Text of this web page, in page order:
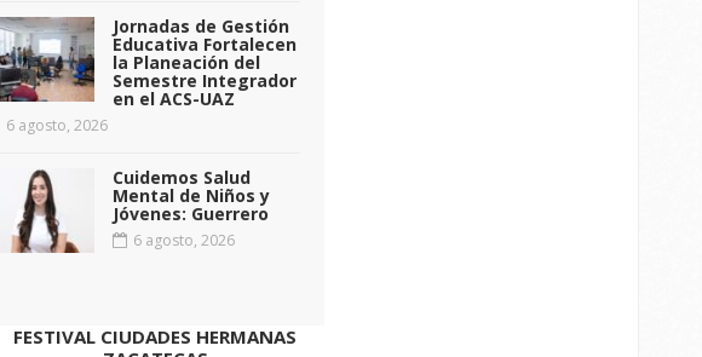
Jornadas de Gestión
Educativa Fortalecen
la Planeación del
Semestre Integrador
en el ACS-UAZ
6 agosto, 2026
Cuidemos Salud
Mental de Niños y
Jóvenes: Guerrero
6 agosto, 2026
FESTIVAL CIUDADES HERMANAS